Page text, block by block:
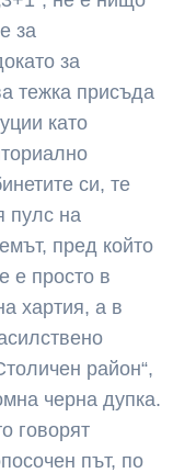
за
за
тежка присъда
като
си, те
пулс на
пред който
е просто в
хартия, а в
район“,
черна дупка.
говорят
път, по